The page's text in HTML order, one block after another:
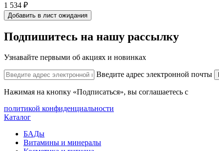
1 534 ₽
Добавить в лист ожидания
Подпишитесь на нашу рассылку
Узнавайте первыми об акциях и новинках
Введите адрес электронной почты
Нажимая на кнопку «Подписаться», вы соглашаетесь с
политикой конфиденциальности
Каталог
БАДы
Витамины и минералы